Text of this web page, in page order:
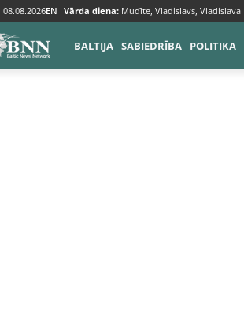
08.08.2026EN Vārda diena: Mudīte, Vladislavs, Vladislava
BALTIJA SABIEDRĪBA POLITIKA
Laika prognoze Līgo